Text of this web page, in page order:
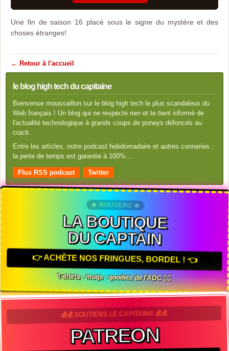
Une fin de saison 16 placé sous le signe du mystère et des
choses étranges!
← Retour à l'accueil
le blog high tech du capitaine
Bienvenue moussaillon sur le blog high tech le plus scandaleux du
Web français ! Un blog qui ne respecte rien et te tient informé de
l'actualité technologique à grands coups de poneys défoncés au
crack.
Entre les articles, notre podcast hebdomadaire et autres conneries :
la perte de temps est garantie à 100%…
Flux RSS podcast Twitter
🔥 NOUVEAU 🔥
LA BOUTIQUE
DU CAPTAIN
👉 ACHÈTE NOS FRINGUES, BORDEL ! 👈
T-shirts · mugs · goodies de l'ADC 🏴‍☠️
💰💰 SOUTIENS LE CAPITAINE 💰💰
PATREON